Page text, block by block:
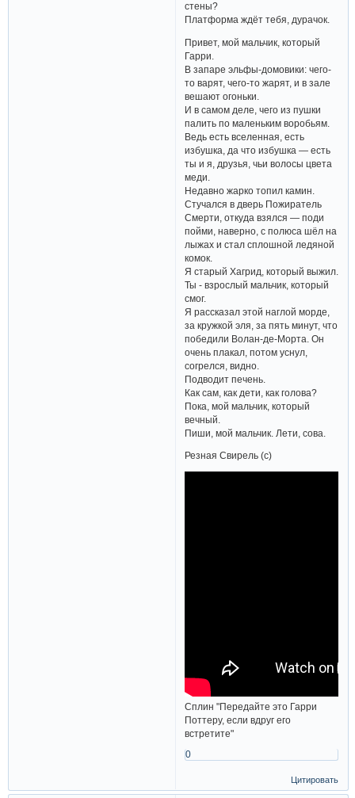
стены?
Платформа ждёт тебя, дурачок.
Привет, мой мальчик, который
Гарри.
В запаре эльфы-домовики: чего-
то варят, чего-то жарят, и в зале
вешают огоньки.
И в самом деле, чего из пушки
палить по маленьким воробьям.
Ведь есть вселенная, есть
избушка, да что избушка — есть
ты и я, друзья, чьи волосы цвета
меди.
Недавно жарко топил камин.
Стучался в дверь Пожиратель
Смерти, откуда взялся — поди
пойми, наверно, с полюса шёл на
лыжах и стал сплошной ледяной
комок.
Я старый Хагрид, который выжил.
Ты - взрослый мальчик, который
смог.
Я рассказал этой наглой морде,
за кружкой эля, за пять минут, что
победили Волан-де-Морта. Он
очень плакал, потом уснул,
согрелся, видно.
Подводит печень.
Как сам, как дети, как голова?
Пока, мой мальчик, который
вечный.
Пиши, мой мальчик. Лети, сова.
Резная Свирель (с)
Сплин "Передайте это Гарри
Поттеру, если вдруг его
встретите"
0
Цитировать